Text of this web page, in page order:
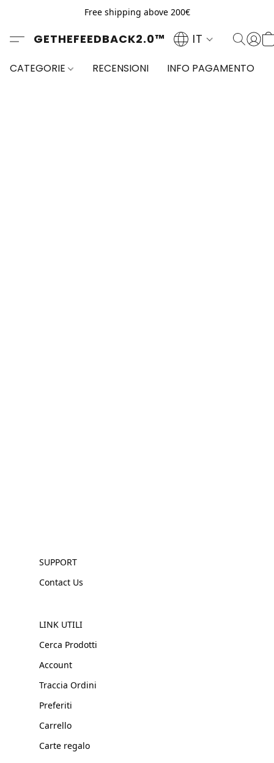
Free shipping above 200€
GETHEFEEDBACK2.0™ IT
CATEGORIE RECENSIONI INFO PAGAMENTO
SUPPORT
Contact Us
LINK UTILI
Cerca Prodotti
Account
Traccia Ordini
Preferiti
Carrello
Carte regalo